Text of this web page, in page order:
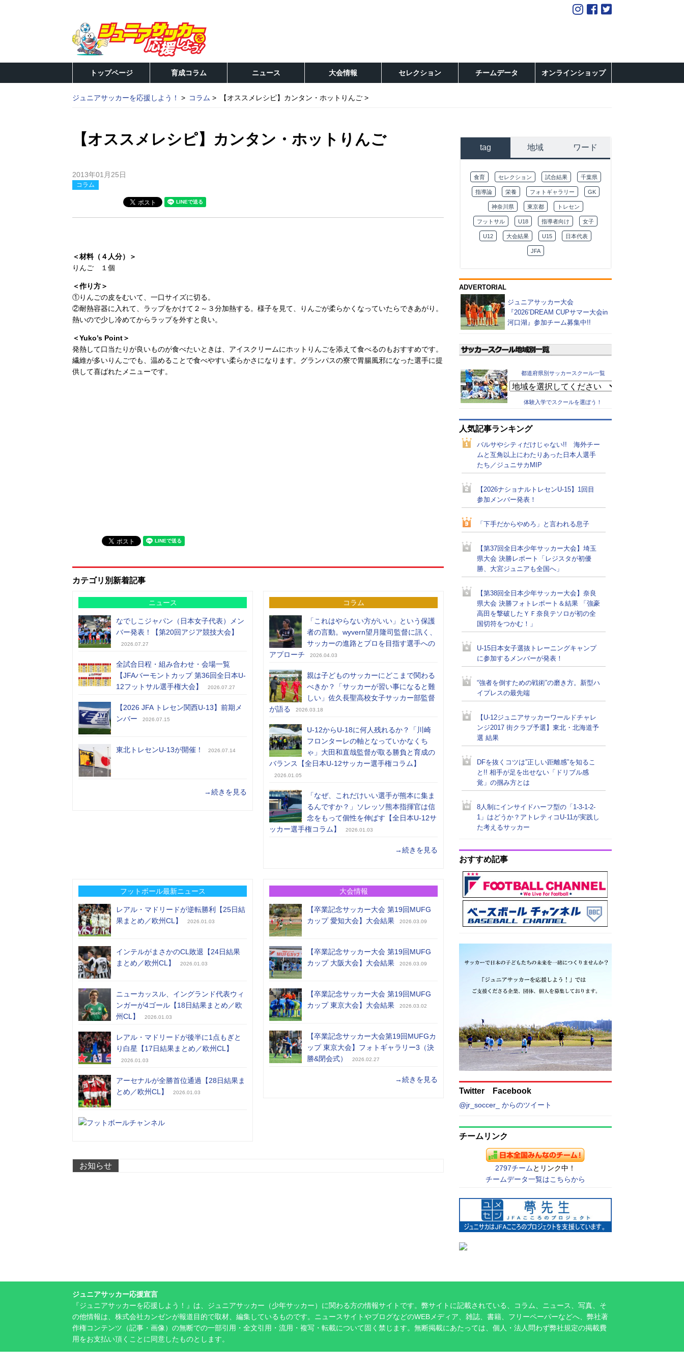
トップページ 育成コラム ニュース 大会情報 セレクション チームデータ オンラインショップ
ジュニアサッカーを応援しよう！ コラム 【オススメレシピ】カンタン・ホットりんご
【オススメレシピ】カンタン・ホットりんご
2013年01月25日
コラム
＜材料（４人分）＞
りんご １個
＜作り方＞
①りんごの皮をむいて、一口サイズに切る。
②耐熱容器に入れて、ラップをかけて２～３分加熱する。様子を見て、りんごが柔らかくなっていたらできあがり。
熱いので少し冷めてからラップを外すと良い。
＜Yuko’s Point＞
発熱して口当たりが良いものが食べたいときは、アイスクリームにホットりんごを添えて食べるのもおすすめです。
繊維が多いりんごでも、温めることで食べやすい柔らかさになります。グランパスの寮で胃腸風邪になった選手に提
供して喜ばれたメニューです。
カテゴリ別新着記事
ニュース
なでしこジャパン（日本女子代表）メン
バー発表！【第20回アジア競技大会】
2026.07.27
全試合日程・組み合わせ・会場一覧
【JFAバーモントカップ 第36回全日本U-
12フットサル選手権大会】
2026.07.27
【2026 JFA トレセン関西U-13】前期メ
ンバー
2026.07.15
東北トレセンU-13が開催！ 2026.07.14
→続きを見る
コラム
「これはやらない方がいい」という保護
者の言動。wyvern望月隆司監督に訊く、
サッカーの進路とプロを目指す選手への
アプローチ
2026.04.03
親は子どものサッカーにどこまで関わる
べきか？「サッカーが習い事になると難
しい」佐久長聖高校女子サッカー部監督
が語る
2026.03.18
U-12からU-18に何人残れるか？「川崎
フロンターレの軸となっていかなくち
ゃ」大田和直哉監督が取る勝負と育成の
バランス【全日本U-12サッカー選手権コラム】
2026.01.05
「なぜ、これだけいい選手が熊本に集ま
るんですか？」ソレッソ熊本指揮官は信
念をもって個性を伸ばす【全日本U-12サ
ッカー選手権コラム】
2026.01.03
→続きを見る
フットボール最新ニュース
レアル・マドリードが逆転勝利【25日結
果まとめ／欧州CL】
2026.01.03
インテルがまさかのCL敗退【24日結果
まとめ／欧州CL】
2026.01.03
ニューカッスル、イングランド代表ウィ
ンガーが4ゴール【18日結果まとめ／欧
州CL】
2026.01.03
レアル・マドリードが後半に1点もぎと
り白星【17日結果まとめ／欧州CL】
2026.01.03
アーセナルが全勝首位通過【28日結果ま
とめ／欧州CL】
2026.01.03
大会情報
【卒業記念サッカー大会 第19回MUFG
カップ 愛知大会】大会結果
2026.03.09
【卒業記念サッカー大会 第19回MUFG
カップ 大阪大会】大会結果
2026.03.09
【卒業記念サッカー大会 第19回MUFG
カップ 東京大会】大会結果
2026.03.02
【卒業記念サッカー大会第19回MUFGカ
ップ 東京大会】フォトギャラリー3（決
勝&閉会式）
2026.02.27
→続きを見る
お知らせ
tag 地域 ワード
食育 セレクション 試合結果 千葉県
指導論 栄養 フォトギャラリー GK
神奈川県 東京都 トレセン
フットサル U18 指導者向け 女子
U12 大会結果 U15 日本代表
JFA
ADVERTORIAL
ジュニアサッカー大会
『2026’DREAM CUPサマー大会in
河口湖』参加チーム募集中!!
都道府県別サッカースクール一覧
体験入学でスクールを選ぼう！
人気記事ランキング
バルサやシティだけじゃない!! 海外チー
ムと互角以上にわたりあった日本人選手
たち／ジュニサカMIP
【2026ナショナルトレセンU-15】1回目
参加メンバー発表！
「下手だからやめろ」と言われる息子
【第37回全日本少年サッカー大会】埼玉
県大会 決勝レポート「レジスタが初優
勝、大宮ジュニアも全国へ」
【第38回全日本少年サッカー大会】奈良
県大会 決勝フォトレポート＆結果 「強豪
高田を撃破したＹＦ奈良テソロが初の全
国切符をつかむ！」
U-15日本女子選抜トレーニングキャンプ
に参加するメンバーが発表！
“強者を倒すための戦術”の磨き方。新型ハ
イプレスの最先端
【U-12ジュニアサッカーワールドチャレ
ンジ2017 街クラブ予選】東北・北海道予
選 結果
DFを抜くコツは”正しい距離感”を知るこ
と!! 相手が足を出せない「ドリブル感
覚」の掴み方とは
8人制にインサイドハーフ型の「1-3-1-2-
1」はどうか？アトレティコU-11が実践し
た考えるサッカー
おすすめ記事
Twitter Facebook
@jr_soccer_ からのツイート
チームリンク
2797チーム とリンク中！
チームデータ一覧はこちらから
ジュニアサッカー応援宣言
『ジュニアサッカーを応援しよう！』は、ジュニアサッカー（少年サッカー）に関わる方の情報サイトです。弊サイトに記載されている、コラム、ニュース、写真、そ
の他情報は、株式会社カンゼンが報道目的で取材、編集しているものです。ニュースサイトやブログなどのWEBメディア、雑誌、書籍、フリーペーパーなどへ、弊社著
作権コンテンツ（記事・画像）の無断での一部引用・全文引用・流用・複写・転載について固く禁じます。無断掲載にあたっては、個人・法人問わず弊社規定の掲載費
用をお支払い頂くことに同意したものとします。